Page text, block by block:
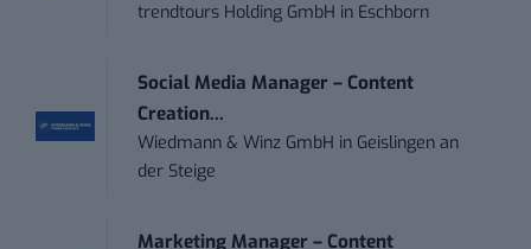
trendtours Holding GmbH in Eschborn
Social Media Manager – Content
Creation...
Wiedmann & Winz GmbH in Geislingen an
der Steige
Marketing Manager – Content